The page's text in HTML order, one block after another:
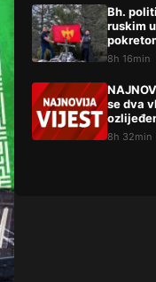
Bh.
ruskim
8h 16min
se dva
8h 32min